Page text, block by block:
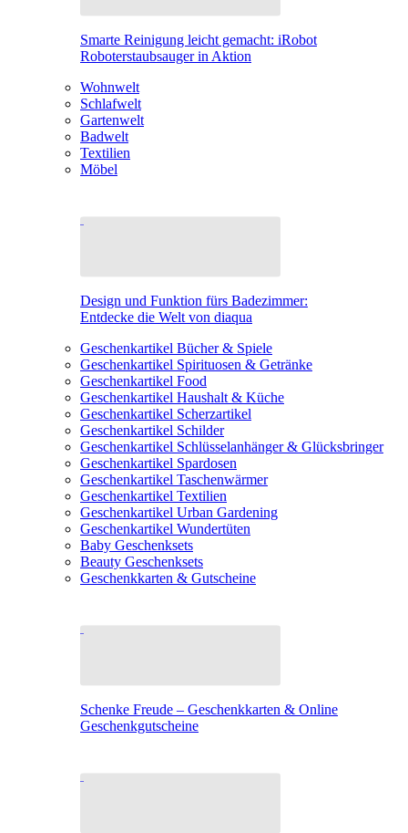
Smarte Reinigung leicht gemacht: iRobot
Roboterstaubsauger in Aktion
Wohnwelt
Schlafwelt
Gartenwelt
Badwelt
Textilien
Möbel
Design und Funktion fürs Badezimmer:
Entdecke die Welt von diaqua
Geschenkartikel Bücher & Spiele
Geschenkartikel Spirituosen & Getränke
Geschenkartikel Food
Geschenkartikel Haushalt & Küche
Geschenkartikel Scherzartikel
Geschenkartikel Schilder
Geschenkartikel Schlüsselanhänger & Glücksbringer
Geschenkartikel Spardosen
Geschenkartikel Taschenwärmer
Geschenkartikel Textilien
Geschenkartikel Urban Gardening
Geschenkartikel Wundertüten
Baby Geschenksets
Beauty Geschenksets
Geschenkkarten & Gutscheine
Schenke Freude – Geschenkkarten & Online
Geschenkgutscheine